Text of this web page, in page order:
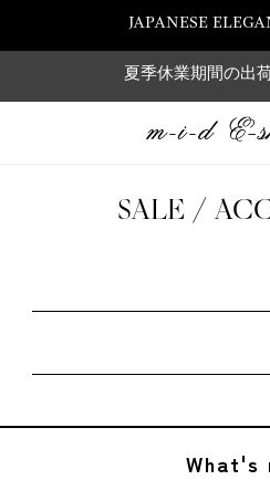
JAPANESE
夏季休業期間の出
SALE /
What's